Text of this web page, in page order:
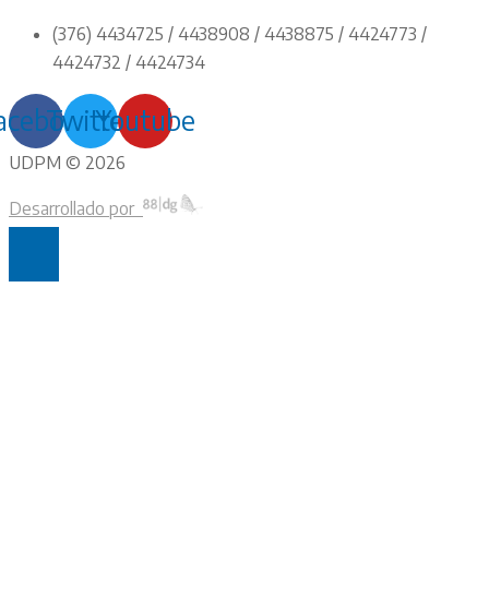
(376) 4434725 / 4438908 / 4438875 / 4424773 /
4424732 / 4424734
TwitterYoutube
UDPM © 2026
Desarrollado por